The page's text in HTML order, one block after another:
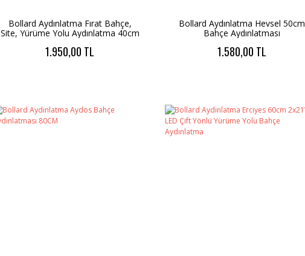
Bollard Aydınlatma Fırat Bahçe,
Site, Yürüme Yolu Aydınlatma 40cm
1.950,00 TL
Bollard Aydınlatma Hevsel 50cm
Bahçe Aydınlatması
1.580,00 TL